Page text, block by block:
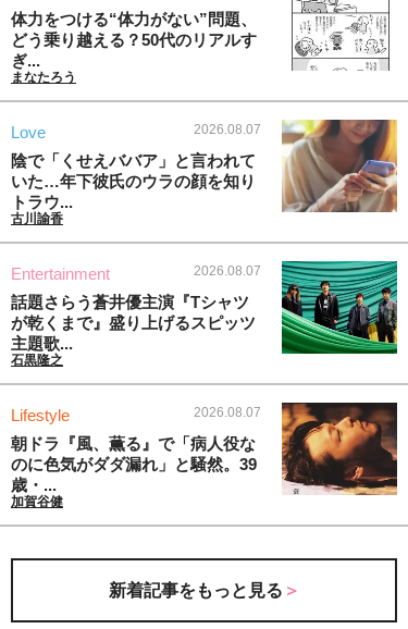
体力をつける“体力がない”問題、
どう乗り越える？50代のリアルす
ぎ...
まなたろう
Love 2026.08.07
陰で「くせえババア」と言われて
いた…年下彼氏のウラの顔を知り
トラウ...
古川諭香
Entertainment 2026.08.07
話題さらう蒼井優主演『Tシャツ
が乾くまで』盛り上げるスピッツ
主題歌...
石黒隆之
Lifestyle 2026.08.07
朝ドラ『風、薫る』で「病人役な
のに色気がダダ漏れ」と騒然。39
歳・...
加賀谷健
新着記事をもっと見る